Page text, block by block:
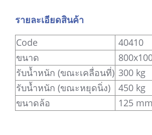
รายละเอียดสินค้า
Code
40410
ขนาด
รับน้ำหนัก (ขณะเคลื่อนที่) 300 kg
รับน้ำหนัก (ขณะหยุดนิ่ง)
450 kg
ขนาดล้อ
125